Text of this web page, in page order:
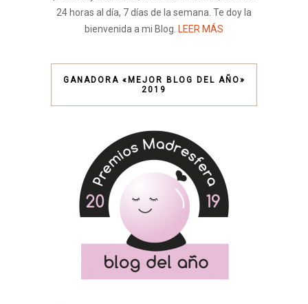
24 horas al día, 7 días de la semana. Te doy la
bienvenida a mi Blog. LEER MÁS
GANADORA «MEJOR BLOG DEL AÑO»
2019